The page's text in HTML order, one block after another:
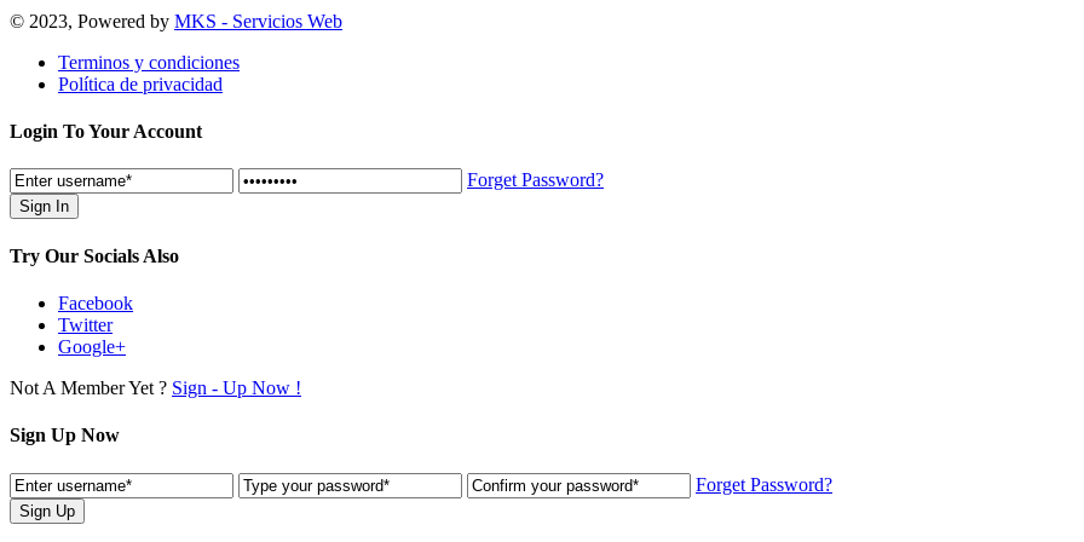
© 2023, Powered by MKS - Servicios Web
Terminos y condiciones
Política de privacidad
Login To Your Account
Forget Password?
Try Our Socials Also
Facebook
Twitter
Google+
Not A Member Yet ? Sign - Up Now !
Sign Up Now
Forget Password?